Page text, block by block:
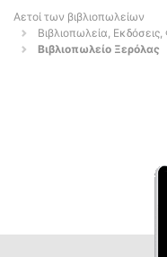
Αετοί των βιβλιοπωλείων
Βιβλιοπωλεία,
Βιβλιοπωλείο Ξερόλας